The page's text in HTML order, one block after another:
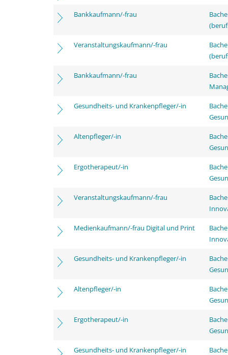
Bankkaufmann/-frau
Veranstaltungskaufmann/-frau
Bankkaufmann/-frau
Gesundheits- und Krankenpfleger/-in
Altenpfleger/-in
Ergotherapeut/-in
Veranstaltungskaufmann/-frau
Medienkaufmann/-frau Digital und Print
Gesundheits- und Krankenpfleger/-in
Altenpfleger/-in
Ergotherapeut/-in
Gesundheits- und Krankenpfleger/-in